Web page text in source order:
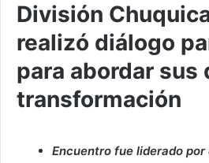
División
realizó diálogo
para abordar sus
transformación
Encuentro fue liderado